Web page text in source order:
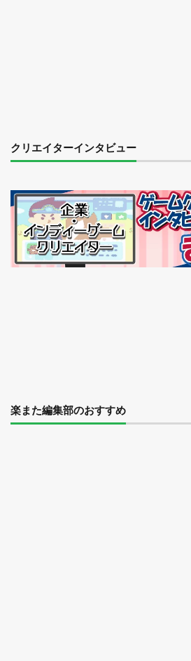
クリエイターインタビュー
楽また編集部のおすすめ